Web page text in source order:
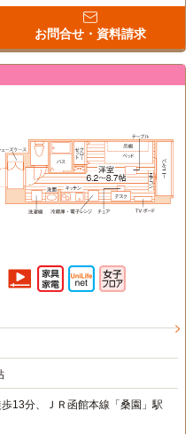
お問合せ・資料請求
13分、ＪＲ函館本線「桑園」駅